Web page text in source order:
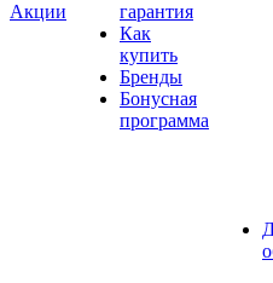
Акции
гарантия
Как
купить
Бренды
Бонусная
программа